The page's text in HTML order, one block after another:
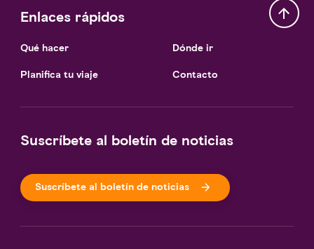
Enlaces rápidos
Qué hacer
Planifica tu viaje
Dónde ir
Contacto
Suscríbete al boletín de noticias
Suscríbete al boletín de noticias